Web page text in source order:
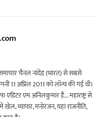
चैनल नांदेड़ (भारत) से सबसे
11 अप्रिल 2011 को लॉन्च की गई थी।
एम अनिलकुमार है... महाराष्ट्र से
व्यापार, मनोरंजन, यहां राजनीति,